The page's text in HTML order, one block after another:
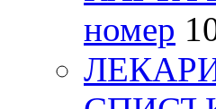
номер